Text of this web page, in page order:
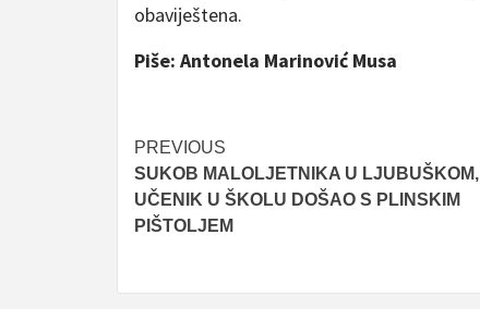
obaviještena.
Piše: Antonela Marinović Musa
Post
navigation
PREVIOUS
SUKOB MALOLJETNIKA U LJUBUŠKOM,
UČENIK U ŠKOLU DOŠAO S PLINSKIM
PIŠTOLJEM